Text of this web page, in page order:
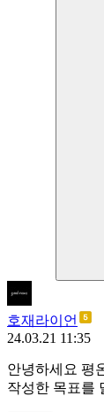
호재라이언
24.03.21 11:35
안녕하세요 평
작성한 목표를